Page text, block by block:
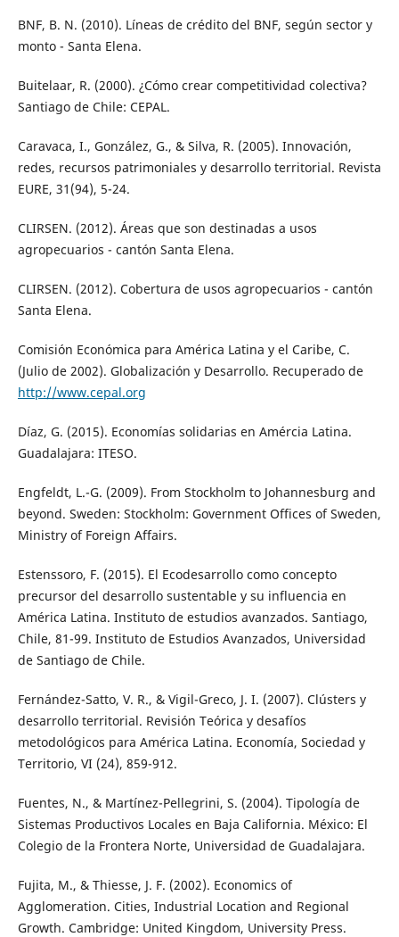
BNF, B. N. (2010). Líneas de crédito del BNF, según sector y
monto - Santa Elena.
Buitelaar, R. (2000). ¿Cómo crear competitividad colectiva?
Santiago de Chile: CEPAL.
Caravaca, I., González, G., & Silva, R. (2005). Innovación,
redes, recursos patrimoniales y desarrollo territorial. Revista
EURE, 31(94), 5-24.
CLIRSEN. (2012). Áreas que son destinadas a usos
agropecuarios - cantón Santa Elena.
CLIRSEN. (2012). Cobertura de usos agropecuarios - cantón
Santa Elena.
Comisión Económica para América Latina y el Caribe, C.
(Julio de 2002). Globalización y Desarrollo. Recuperado de
http://www.cepal.org
Díaz, G. (2015). Economías solidarias en Amércia Latina.
Guadalajara: ITESO.
Engfeldt, L.-G. (2009). From Stockholm to Johannesburg and
beyond. Sweden: Stockholm: Government Offices of Sweden,
Ministry of Foreign Affairs.
Estenssoro, F. (2015). El Ecodesarrollo como concepto
precursor del desarrollo sustentable y su influencia en
América Latina. Instituto de estudios avanzados. Santiago,
Chile, 81-99. Instituto de Estudios Avanzados, Universidad
de Santiago de Chile.
Fernández-Satto, V. R., & Vigil-Greco, J. I. (2007). Clústers y
desarrollo territorial. Revisión Teórica y desafíos
metodológicos para América Latina. Economía, Sociedad y
Territorio, VI (24), 859-912.
Fuentes, N., & Martínez-Pellegrini, S. (2004). Tipología de
Sistemas Productivos Locales en Baja California. México: El
Colegio de la Frontera Norte, Universidad de Guadalajara.
Fujita, M., & Thiesse, J. F. (2002). Economics of
Agglomeration. Cities, Industrial Location and Regional
Growth. Cambridge: United Kingdom, University Press.